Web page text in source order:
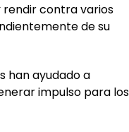
contra varios
de su
han ayudado a
impulso para los